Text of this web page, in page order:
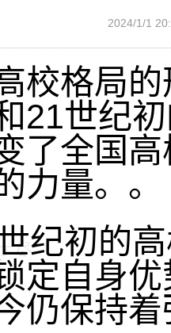
2024/1/1
校格局
21世纪
了全国
力量。。
纪初的
定自身
仍保持